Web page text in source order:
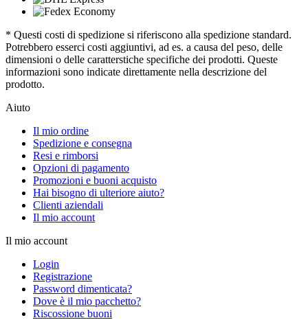
* Questi costi di spedizione si riferiscono alla spedizione standard.
Potrebbero esserci costi aggiuntivi, ad es. a causa del peso, delle
dimensioni o delle caratterstiche specifiche dei prodotti. Queste
informazioni sono indicate direttamente nella descrizione del
prodotto.
Aiuto
Il mio ordine
Spedizione e consegna
Resi e rimborsi
Opzioni di pagamento
Promozioni e buoni acquisto
Hai bisogno di ulteriore aiuto?
Clienti aziendali
Il mio account
Il mio account
Login
Registrazione
Password dimenticata?
Dove è il mio pacchetto?
Riscossione buoni